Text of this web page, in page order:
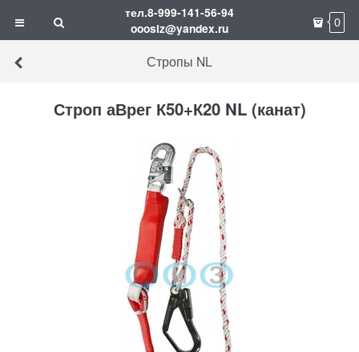
тел.8-999-141-56-94
ooosiz@yandex.ru
0
Стропы NL
Строп аВрег К50+К20 NL (канат)